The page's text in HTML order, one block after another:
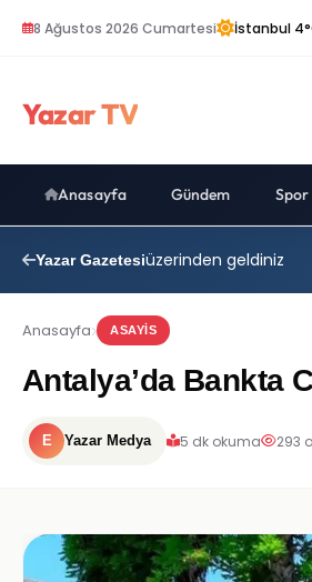
8 Ağustos 2026 Cumartesi İstanbul
Yazar TV
Anasayfa Gündem Spor
Yazar Gazetesiüzerinden geldiniz
Anasayfa ASAYIS
Antalya’da Bankta
E Yazar Medya 5 dk okuma 293